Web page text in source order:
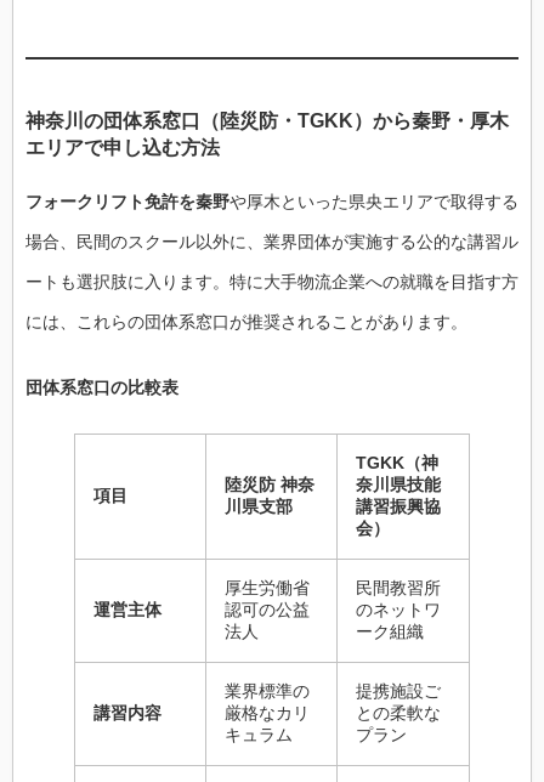
神奈川の団体系窓口（陸災防・TGKK）から秦野・厚木
エリアで申し込む方法
フォークリフト免許を秦野や厚木といった県央エリアで取得する
場合、民間のスクール以外に、業界団体が実施する公的な講習ル
ートも選択肢に入ります。特に大手物流企業への就職を目指す方
には、これらの団体系窓口が推奨されることがあります。
団体系窓口の比較表
項目
陸災防 神奈
川県支部
TGKK（神
奈川県技能
講習振興協
会）
運営主体
厚生労働省
認可の公益
法人
民間教習所
のネットワ
ーク組織
講習内容
業界標準の
厳格なカリ
キュラム
提携施設ご
との柔軟な
プラン